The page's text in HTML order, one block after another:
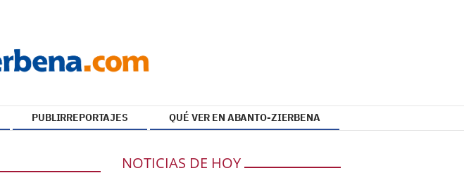
PUBLIRREPORTAJES QUÉ VER EN ABANTO-ZIERBENA
NOTICIAS DE HOY